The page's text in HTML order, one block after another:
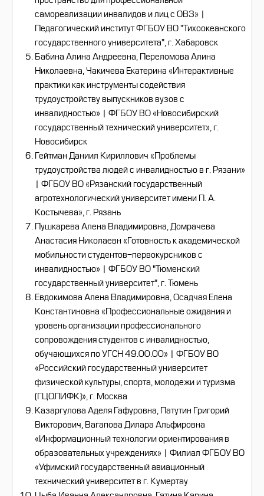
самореализации инвалидов и лиц с ОВЗ» |
Педагогический институт ФГБОУ ВО "Тихоокеанского
государственного университета", г. Хабаровск
Бабина Алина Андреевна, Переломова Алина
Николаевна, Чакичева Екатерина «Интерактивные
практики как инструменты содействия
трудоустройству выпускников вузов с
инвалидностью» | ФГБОУ ВО «Новосибирский
государственный технический университет», г.
Новосибирск
Гейтман Даниил Кириллович «Проблемы
трудоустройства людей с инвалидностью в г. Рязани»
| ФГБОУ ВО «Рязанский государственный
агротехнологический университет имени П. А.
Костычева», г. Рязань
Пушкарева Алена Владимировна, Домрачева
Анастасия Николаевн «Готовность к академической
мобильности студентов-первокурсников с
инвалидностью» | ФГБОУ ВО "Тюменский
государственный университет", г. Тюмень
Евдокимова Алена Владимировна, Осадчая Елена
Константиновна «Профессиональные ожидания и
уровень организации профессионального
сопровождения студентов с инвалидностью,
обучающихся по УГСН 49.00.00» | ФГБОУ ВО
«Российский государственный университет
физической культуры, спорта, молодёжи и туризма
(ГЦОЛИФК)», г. Москва
Казаргулова Аделя Гафуровна, Патутин Григорий
Викторович, Вагапова Дилара Альфировна
«Информационный технологии ориентирования в
образовательных учреждениях» | Филиал ФГБОУ ВО
«Уфимский государственный авиационный
технический университет в г. Кумертау